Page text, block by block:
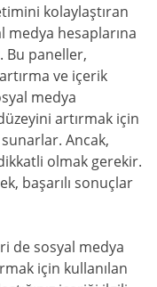
kolaylaştıran
hesaplarına
Bu paneller,
ve içerik
medya
artırmak için
Ancak,
olmak gerekir.
başarılı sonuçlar
de sosyal medya
için kullanılan